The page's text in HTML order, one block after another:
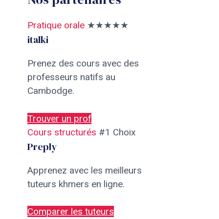
Pratique orale ★★★★★
italki
Prenez des cours avec des
professeurs natifs au
Cambodge.
Trouver un prof
Cours structurés #1 Choix
Preply
Apprenez avec les meilleurs
tuteurs khmers en ligne.
Comparer les tuteurs